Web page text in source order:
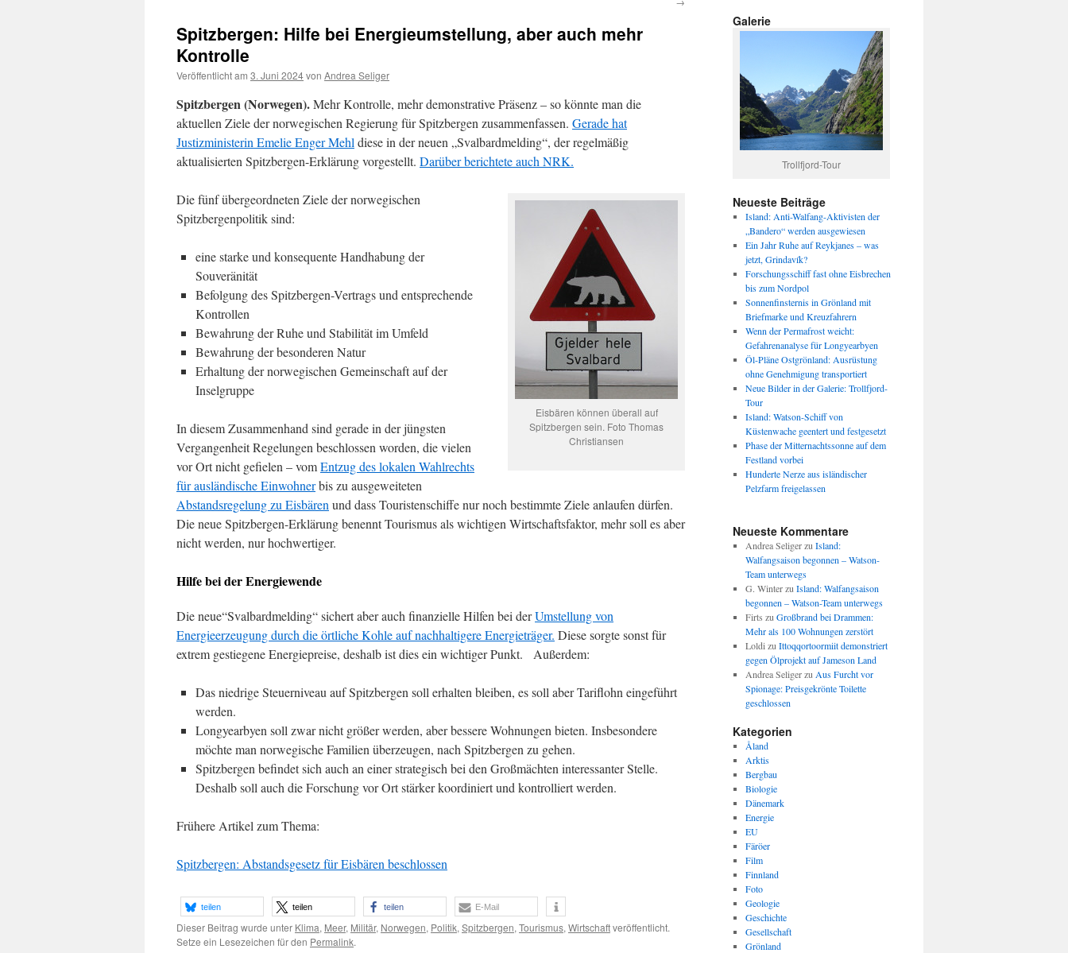
Spitzbergen: Hilfe bei Energieumstellung, aber auch mehr
Kontrolle
Veröffentlicht am 3. Juni 2024von Andrea Seliger
Spitzbergen (Norwegen).Mehr Kontrolle, mehr demonstrative Präsenz – so könnte man die
aktuellen Ziele der norwegischen Regierung für Spitzbergen zusammenfassen. Gerade hat
Justizministerin Emelie Enger Mehl diese in der neuen „Svalbardmelding“, der regelmäßig
aktualisierten Spitzbergen-Erklärung vorgestellt. Darüber berichtete auch NRK.
Eisbären können überall auf
Spitzbergen sein. Foto Thomas
Christiansen
Die fünf übergeordneten Ziele der norwegischen
Spitzbergenpolitik sind:
eine starke und konsequente Handhabung der
Souveränität
Befolgung des Spitzbergen-Vertrags und entsprechende
Kontrollen
Bewahrung der Ruhe und Stabilität im Umfeld
Bewahrung der besonderen Natur
Erhaltung der norwegischen Gemeinschaft auf der
Inselgruppe
In diesem Zusammenhand sind gerade in der jüngsten
Vergangenheit Regelungen beschlossen worden, die vielen
vor Ort nicht gefielen – vomEntzug des lokalen Wahlrechts
für ausländische Einwohnerbis zu ausgeweiteten
Abstandsregelung zu Eisbären und dass Touristenschiffe nur noch bestimmte Ziele anlaufen dürfen.
Die neue Spitzbergen-Erklärung benennt Tourismus als wichtigen Wirtschaftsfaktor, mehr soll es aber
nicht werden, nur hochwertiger.
Hilfe bei der Energiewende
Die neue“Svalbardmelding“ sichert aber auch finanzielle Hilfen bei derUmstellung von
Energieerzeugung durch die örtliche Kohle auf nachhaltigere Energieträger. Diese sorgte sonst für
extrem gestiegene Energiepreise, deshalb ist dies ein wichtiger Punkt. Außerdem:
Das niedrige Steuerniveau auf Spitzbergen soll erhalten bleiben, es soll aber Tariflohn eingeführt
werden.
Longyearbyen soll zwar nicht größer werden, aber bessere Wohnungen bieten. Insbesondere
möchte man norwegische Familien überzeugen, nach Spitzbergen zu gehen.
Spitzbergen befindet sich auch an einer strategisch bei den Großmächten interessanter Stelle.
Deshalb soll auch die Forschung vor Ort stärker koordiniert und kontrolliert werden.
Frühere Artikel zum Thema:
Spitzbergen: Abstandsgesetz für Eisbären beschlossen
teilen teilen teilen E-Mail
Dieser Beitrag wurde unter Klima, Meer, Militär, Norwegen, Politik, Spitzbergen, Tourismus, Wirtschaftveröffentlicht.
Setze ein Lesezeichen für den Permalink.
Galerie
Trollfjord-Tour
Neueste Beiträge
Island: Anti-Walfang-Aktivisten der
„Bandero“ werden ausgewiesen
Ein Jahr Ruhe auf Reykjanes – was
jetzt, Grindavík?
Forschungsschiff fast ohne Eisbrechen
bis zum Nordpol
Sonnenfinsternis in Grönland mit
Briefmarke und Kreuzfahrern
Wenn der Permafrost weicht:
Gefahrenanalyse für Longyearbyen
Öl-Pläne Ostgrönland: Ausrüstung
ohne Genehmigung transportiert
Neue Bilder in der Galerie: Trollfjord-
Tour
Island: Watson-Schiff von
Küstenwache geentert und festgesetzt
Phase der Mitternachtssonne auf dem
Festland vorbei
Hunderte Nerze aus isländischer
Pelzfarm freigelassen
Neueste Kommentare
Andrea Seligerzu Island:
Walfangsaison begonnen – Watson-
Team unterwegs
G. Winterzu Island: Walfangsaison
begonnen – Watson-Team unterwegs
Firts zu Großbrand bei Drammen:
Mehr als 100 Wohnungen zerstört
Loldi zu Ittoqqortoormiit demonstriert
gegen Ölprojekt auf Jameson Land
Andrea Seligerzu Aus Furcht vor
Spionage: Preisgekrönte Toilette
geschlossen
Kategorien
Åland
Arktis
Bergbau
Biologie
Dänemark
Energie
EU
Färöer
Film
Finnland
Foto
Geologie
Geschichte
Gesellschaft
Grönland